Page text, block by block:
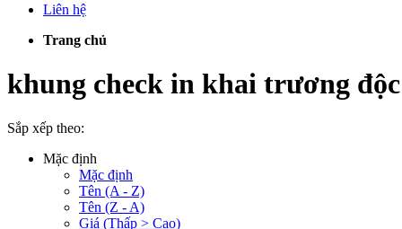
Liên hệ
Trang chủ
khung check in khai trương
Sắp xếp theo:
Mặc định
Mặc định
Tên (A - Z)
Tên (Z - A)
Giá (Thấp > Cao)